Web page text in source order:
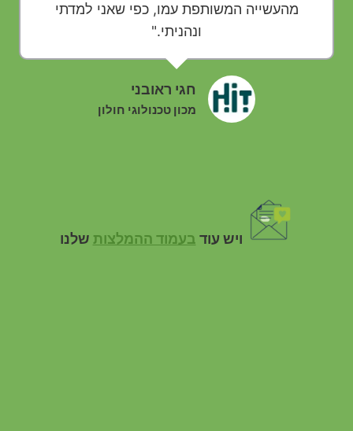
מהעשייה המשותפת עמו, כפי שאני למדתי
ונהניתי."
חגי ראובני
מכון טכנולוגי חולון
ויש עוד בעמוד ההמלצות שלנו